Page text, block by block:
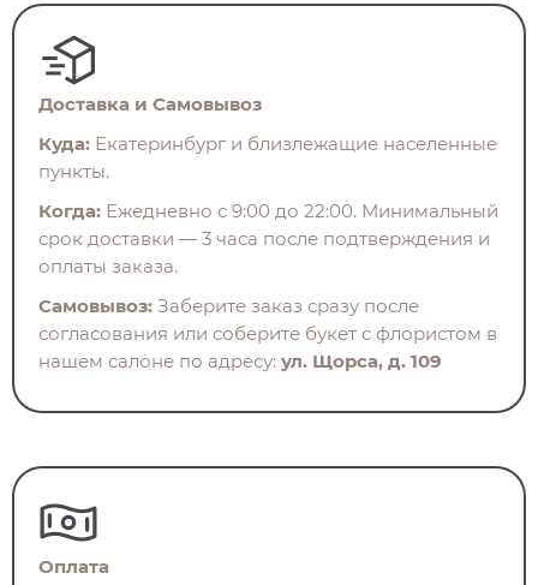
Доставка и Самовывоз
Куда: Екатеринбург и близлежащие населенные
пункты.
Когда: Ежедневно с 9:00 до 22:00. Минимальный
срок доставки — 3 часа после подтверждения и
оплаты заказа.
Самовывоз: Заберите заказ сразу после
согласования или соберите букет с флористом в
нашем салоне по адресу: ул. Щорса, д. 109
Оплата